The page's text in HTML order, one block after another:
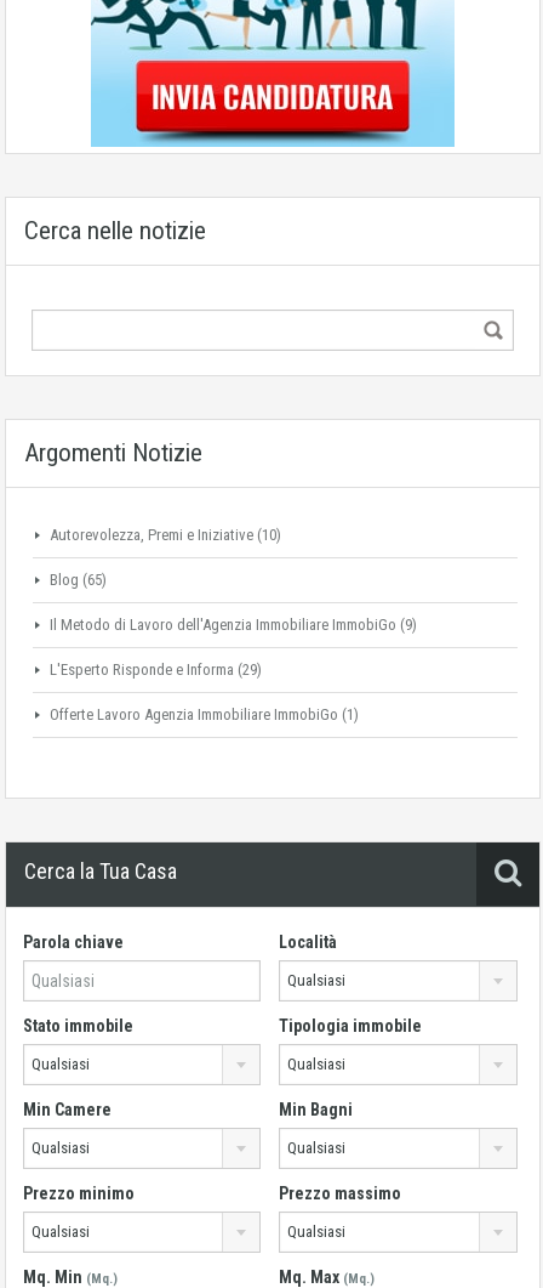
Cerca nelle notizie
Argomenti Notizie
Autorevolezza, Premi e Iniziative (10)
Blog (65)
Il Metodo di Lavoro dell'Agenzia Immobiliare ImmobiGo (9)
L'Esperto Risponde e Informa (29)
Offerte Lavoro Agenzia Immobiliare ImmobiGo (1)
Cerca la Tua Casa
Parola chiave Località
Qualsiasi
Stato immobile
Qualsiasi
Tipologia immobile
Qualsiasi
Min Camere
Qualsiasi
Min Bagni
Qualsiasi
Prezzo minimo
Qualsiasi
Prezzo massimo
Qualsiasi
Mq. Min (Mq.) Mq. Max (Mq.)